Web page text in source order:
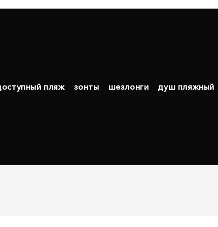
пляж зонты шезлонги душ пляжный